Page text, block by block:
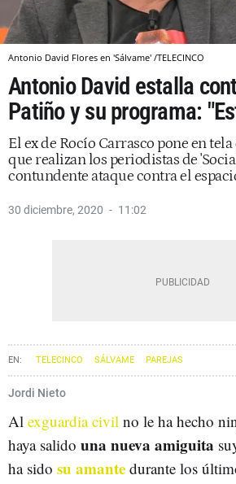
Antonio David Flores en 'Sálvame' /TELECINCO
Antonio David estalla
Patiño y su programa:
El ex de Rocío Carrasco pone en
que realizan los periodistas de
contundente ataque contra el
30 diciembre, 2020 11:02
TELECINCO SÁLVAME PAREJAS
Jordi Nieto
Al exguardia civil no le ha hecho
haya salido una nueva amiguita
ha sido su amante durante los